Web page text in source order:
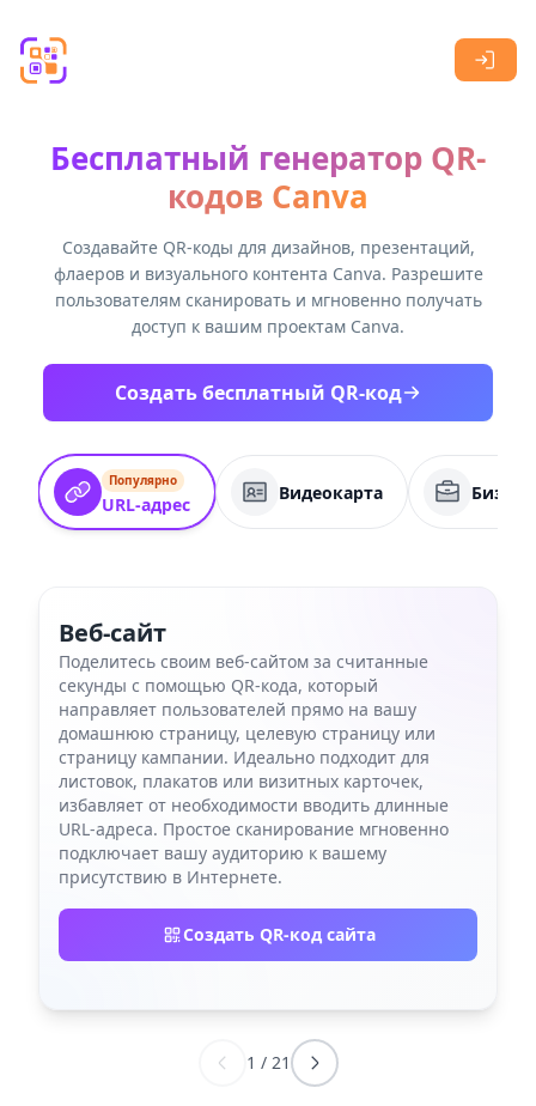
Бесплатный генератор QR-
кодов Canva
Создавайте QR-коды для дизайнов, презентаций,
флаеров и визуального контента Canva. Разрешите
пользователям сканировать и мгновенно получать
доступ к вашим проектам Canva.
Создать бесплатный QR-код
Популярно
URL-адрес
Видеокарта
Веб-сайт
Поделитесь своим веб-сайтом за считанные
секунды с помощью QR-кода, который
направляет пользователей прямо на вашу
домашнюю страницу, целевую страницу или
страницу кампании. Идеально подходит для
листовок, плакатов или визитных карточек,
избавляет от необходимости вводить длинные
URL-адреса. Простое сканирование мгновенно
подключает вашу аудиторию к вашему
присутствию в Интернете.
Создать QR-код сайта
1 / 21